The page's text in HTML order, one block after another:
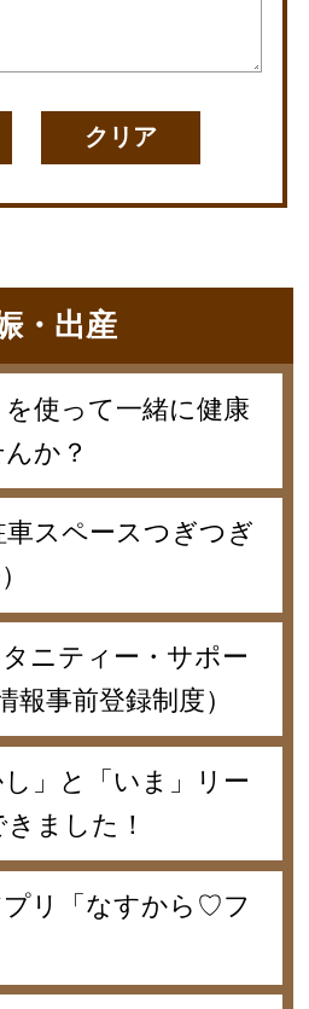
・出産
を使って一緒に健康
か？
スペースつぎつぎ
ニティー・サポー
報事前登録制度）
」と「いま」リー
ました！
プリ「なすから♡フ